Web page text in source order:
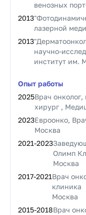
венозных
2013
лазерной
2013
научно-
институт им.
Опыт работы
2025Врач
хирург ,
2023Евроонко,
Москва
2021-2023
Олимп
Москва
2017-2021Врач
клиника
Москва
2015-2018Врач